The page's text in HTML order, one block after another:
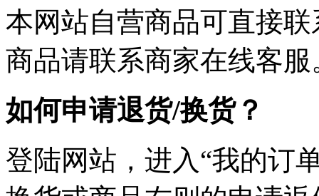
本网站自营商品可直接
商品请联系商家在线客服
如何申请退货/换货？
登陆网站，进入“我的订